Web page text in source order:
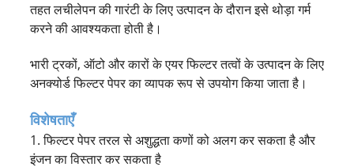
तहत लचीलेपन की गारंटी के लिए उत्पादन के दौरान इसे थोड़ा गर्म
करने की आवश्यकता होती है।
भारी ट्रकों, ऑटो और कारों के एयर फिल्टर तत्वों के उत्पादन के लिए
अनक्योर्ड फिल्टर पेपर का व्यापक रूप से उपयोग किया जाता है।
विशेषताएँ
1. फिल्टर पेपर तरल से अशुद्धता कणों को अलग कर सकता है और
इंजन का विस्तार कर सकता है